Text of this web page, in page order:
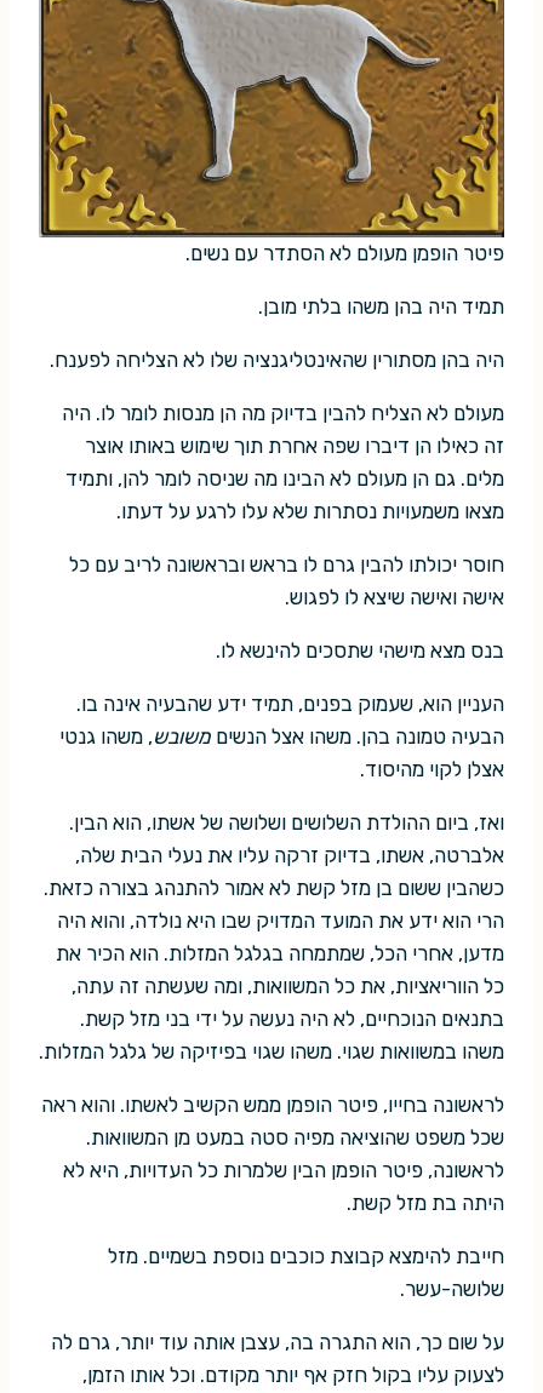
פיטר הופמן מעולם לא הסתדר עם נשים.
תמיד היה בהן משהו בלתי מובן.
היה בהן מסתורין שהאינטליגנציה שלו לא הצליחה לפענח.
מעולם לא הצליח להבין בדיוק מה הן מנסות לומר לו. היה
זה כאילו הן דיברו שפה אחרת תוך שימוש באותו אוצר
מלים. גם הן מעולם לא הבינו מה שניסה לומר להן, ותמיד
מצאו משמעויות נסתרות שלא עלו לרגע על דעתו.
חוסר יכולתו להבין גרם לו בראש ובראשונה לריב עם כל
אישה ואישה שיצא לו לפגוש.
בנס מצא מישהי שתסכים להינשא לו.
העניין הוא, שעמוק בפנים, תמיד ידע שהבעיה אינה בו.
הבעיה טמונה בהן. משהו אצל הנשים משובש, משהו גנטי
אצלן לקוי מהיסוד.
ואז, ביום ההולדת השלושים ושלושה של אשתו, הוא הבין.
אלברטה, אשתו, בדיוק זרקה עליו את נעלי הבית שלה,
כשהבין ששום בן מזל קשת לא אמור להתנהג בצורה כזאת.
הרי הוא ידע את המועד המדויק שבו היא נולדה, והוא היה
מדען, אחרי הכל, שמתמחה בגלגל המזלות. הוא הכיר את
כל הווריאציות, את כל המשוואות, ומה שעשתה זה עתה,
בתנאים הנוכחיים, לא היה נעשה על ידי בני מזל קשת.
משהו במשוואות שגוי. משהו שגוי בפיזיקה של גלגל המזלות.
לראשונה בחייו, פיטר הופמן ממש הקשיב לאשתו. והוא ראה
שכל משפט שהוציאה מפיה סטה במעט מן המשוואות.
לראשונה, פיטר הופמן הבין שלמרות כל העדויות, היא לא
היתה בת מזל קשת.
חייבת להימצא קבוצת כוכבים נוספת בשמיים. מזל
שלושה-עשר.
על שום כך, הוא התגרה בה, עצבן אותה עוד יותר, גרם לה
לצעוק עליו בקול חזק אף יותר מקודם. וכל אותו הזמן,